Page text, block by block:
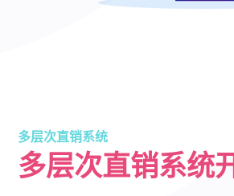
多层次直销系统
多层次直销系统